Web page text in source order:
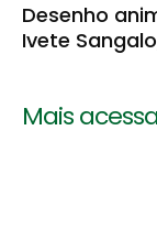
Desenho
Ivete
Mais